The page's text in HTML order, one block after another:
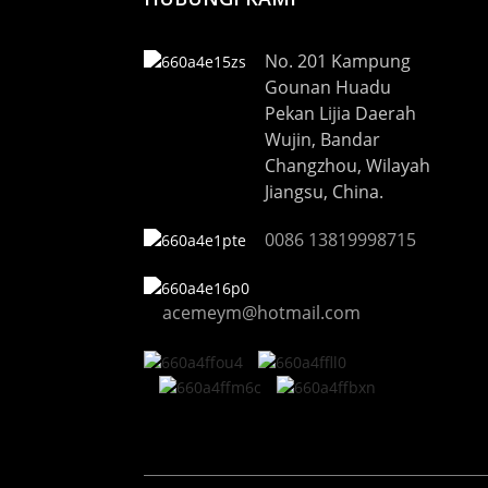
No. 201 Kampung
Gounan Huadu
Pekan Lijia Daerah
Wujin, Bandar
Changzhou, Wilayah
Jiangsu, China.
0086 13819998715
acemeym@hotmail.com